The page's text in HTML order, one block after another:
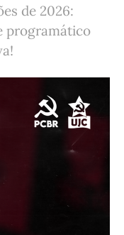
de 2026:
programático